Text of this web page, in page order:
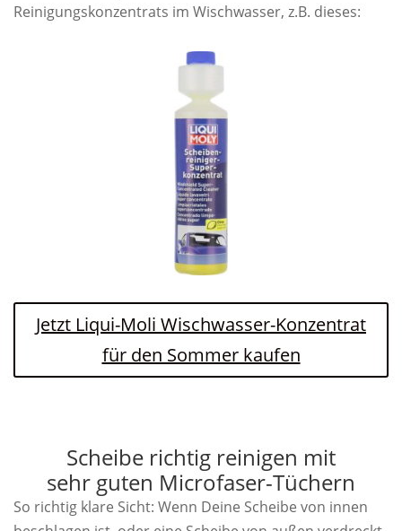
Reinigungskonzentrats im Wischwasser, z.B. dieses:
Jetzt Liqui-Moli Wischwasser-Konzentrat
für den Sommer kaufen
Scheibe richtig reinigen mit
sehr guten Microfaser-Tüchern
So richtig klare Sicht: Wenn Deine Scheibe von innen